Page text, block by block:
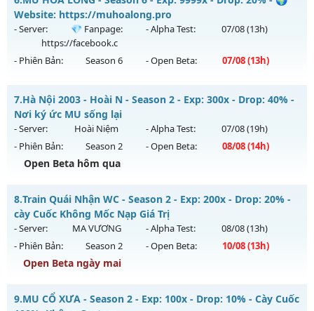
Thể loại: Mu Nguyên bản Webzen
Antihack: VIP SHIELD
Mu mới ra tháng 07 2026 - Mở máy chủ
https://facebook.com/muhoalongvào 19h ngày
30/07/2626
Exp: 9999x - Drop: 99%
Thể loại: Mu Nguyên bản Webzen
Antihack: Xshiel
Website: https://muhoalong.pro
- Server:
💎 Fanpage:
https://facebook.c
- Alpha Test: 07/08(13h)
- Phiên Bản: Season 6 - Open Beta: 07/08(13h)
MU HỎA LONG - 🌍 Website: https://muhoalong.pro
Mu mới ra tháng 08 2026 - Mở máy chủ
https://facebook.cvào 13h ngày 07/08/2626
Exp: 9999x - Drop: 20%
Kiểu reset: Non Reset
Antihack: XShield
7.Hà Nội 2003 - Hoài N - Season 2 - Exp: 300x - Drop: 40% -
Nơi ký ức MU sống lại
- Server: Hoài Niệm - Alpha Test: 07/08(19h)
- Phiên Bản:
Season 2 - Open Beta: 08/08(14h)
Open Beta hôm qua
Hà Nội 2003 - Hoài N - Nơi ký ức MU sống lại
Mu mới ra tháng 08 2026 - Mở máy chủ
ngày 08/08/2626
Exp: 300x - Drop: 40%
Kiểu reset: Reset In Game
Thể loại: Mu Custom thêm đồ mới
8.Train Quái Nhận WC - Season 2 - Exp: 200x - Drop: 20% -
cày Cuốc Không Mốc Nạp Giá Trị
- Server: MA VƯƠNG - Alpha Test: 08/08(13h)
- Phiên Bản:
Season 2 - Open Beta: 10/08(13h)
Open Beta ngày mai
Train Quái Nhận WC - cày Cuốc Không Mốc Nạp Giá Trị
9.MU CỔ XƯA - Season 2 - Exp: 100x - Drop: 10% - Cày Cuốc